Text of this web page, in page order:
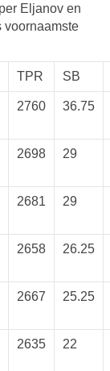
Eljanov en
voornaamste
TPR SB
2760 36.75
2698 29
2681 29
2658 26.25
2667 25.25
2635 22